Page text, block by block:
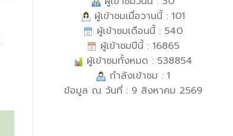
ผู้เข้าชมเมื่อวานนี้ : 101
ผู้เข้าชมเดือนนี้ : 540
ผู้เข้าชมปีนี้ : 16865
ผู้เข้าชมทั้งหมด : 538854
กำลังเข้าชม : 1
ข้อมูล ณ วันที่ : 9 สิงหาคม 2569